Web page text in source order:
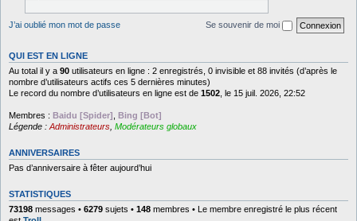
J’ai oublié mon mot de passe Se souvenir de moi
QUI EST EN LIGNE
Au total il y a 90 utilisateurs en ligne : 2 enregistrés, 0 invisible et 88 invités (d’après le
nombre d’utilisateurs actifs ces 5 dernières minutes)
Le record du nombre d’utilisateurs en ligne est de 1502 , le 15 juil. 2026, 22:52
Membres : Baidu [Spider] Bing [Bot]
Légende : Administrateurs Modérateurs globaux
ANNIVERSAIRES
Pas d’anniversaire à fêter aujourd’hui
STATISTIQUES
73198 messages • 6279 sujets • 148 membres • Le membre enregistré le plus récent